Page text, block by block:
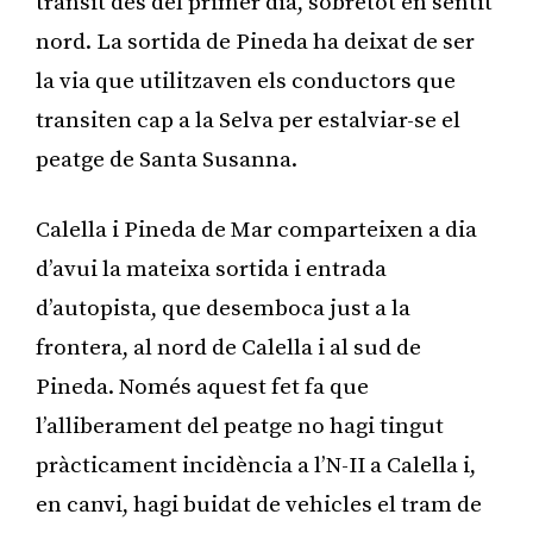
nord. La sortida de Pineda ha deixat de ser
la via que utilitzaven els conductors que
transiten cap a la Selva per estalviar-se el
peatge de Santa Susanna.
Calella i Pineda de Mar comparteixen a dia
d’avui la mateixa sortida i entrada
d’autopista, que desemboca just a la
frontera, al nord de Calella i al sud de
Pineda. Només aquest fet fa que
l’alliberament del peatge no hagi tingut
pràcticament incidència a l’N-II a Calella i,
en canvi, hagi buidat de vehicles el tram de